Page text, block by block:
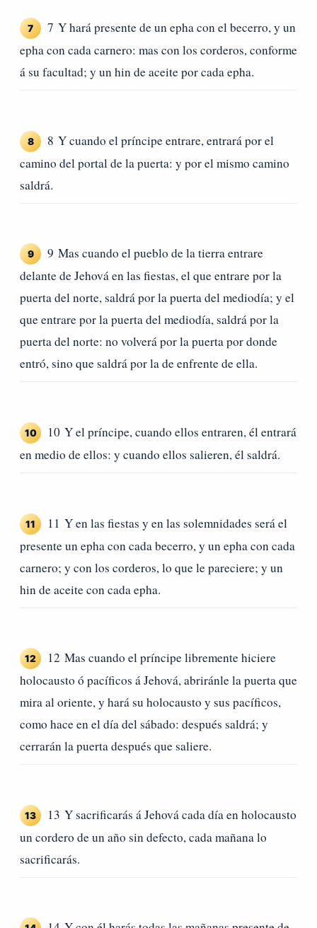
7
7 Y hará presente de un epha con el becerro, y un
epha con cada carnero: mas con los corderos, conforme
á su facultad; y un hin de aceite por cada epha.
8
8 Y cuando el príncipe entrare, entrará por el
camino del portal de la puerta: y por el mismo camino
saldrá.
9
9 Mas cuando el pueblo de la tierra entrare
delante de Jehová en las fiestas, el que entrare por la
puerta del norte, saldrá por la puerta del mediodía; y el
que entrare por la puerta del mediodía, saldrá por la
puerta del norte: no volverá por la puerta por donde
entró, sino que saldrá por la de enfrente de ella.
10
10 Y el príncipe, cuando ellos entraren, él entrará
en medio de ellos: y cuando ellos salieren, él saldrá.
11
11 Y en las fiestas y en las solemnidades será el
presente un epha con cada becerro, y un epha con cada
carnero; y con los corderos, lo que le pareciere; y un
hin de aceite con cada epha.
12
12 Mas cuando el príncipe libremente hiciere
holocausto ó pacíficos á Jehová, abriránle la puerta que
mira al oriente, y hará su holocausto y sus pacíficos,
como hace en el día del sábado: después saldrá; y
cerrarán la puerta después que saliere.
13
13 Y sacrificarás á Jehová cada día en holocausto
un cordero de un año sin defecto, cada mañana lo
sacrificarás.